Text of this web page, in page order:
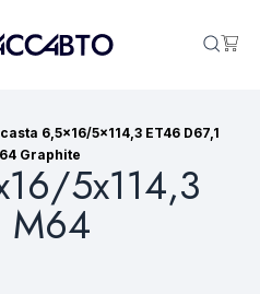
6,5x16/5x114,3 ET46 D67,1
Graphite
5x114,3
M64